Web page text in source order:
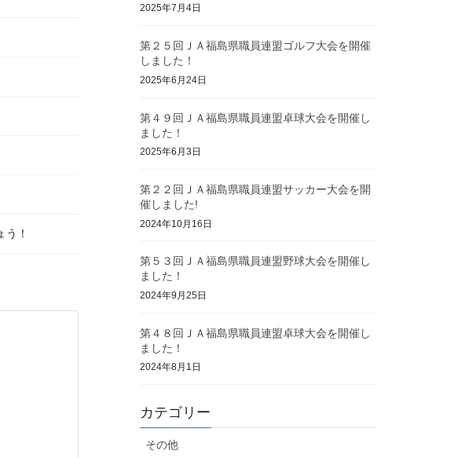
！
2025年7月4日
第２５回ＪＡ福島県職員連盟ゴルフ大会を開催
しました！
2025年6月24日
第４９回ＪＡ福島県職員連盟卓球大会を開催し
ました！
2025年6月3日
第２２回ＪＡ福島県職員連盟サッカー大会を開
催しました!
2024年10月16日
第５３回ＪＡ福島県職員連盟野球大会を開催し
ました！
2024年9月25日
第４８回ＪＡ福島県職員連盟卓球大会を開催し
ました！
2024年8月1日
カテゴリー
その他